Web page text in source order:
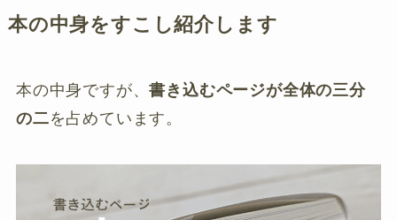
本の中身をすこし紹介します
本の中身ですが、書き込むページが全体の三分
の二を占めています。